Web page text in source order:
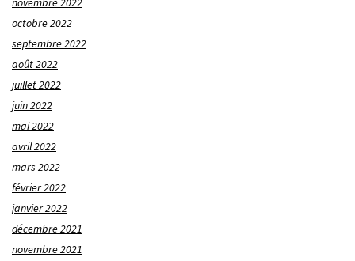
octobre 2022
septembre 2022
août 2022
juillet 2022
juin 2022
mai 2022
avril 2022
mars 2022
février 2022
janvier 2022
décembre 2021
novembre 2021